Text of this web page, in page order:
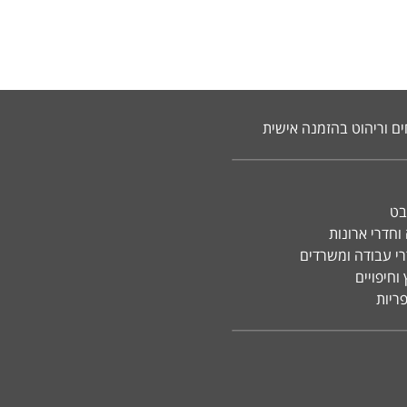
וריהוט בהזמנה אישית
ארונות
עבודה ומשרדים